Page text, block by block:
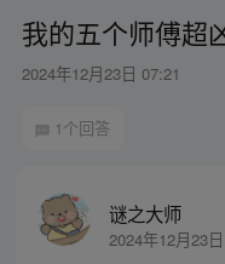
我的五个师傅超
2024年12月23日 07:21
1个回答
谜之大师
2024年12月23